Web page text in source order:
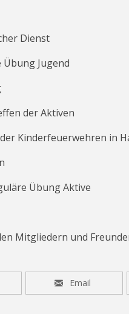
Dienst
Übung Jugend
der Aktiven
Kinderfeuerwehren in
Übung Aktive
Mitgliedern und
Email